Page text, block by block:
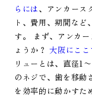
らには、アンカース
ト、費用、期間など
す。 まず、アンカ
ょうか？大阪にここ
リューとは、直径1
のネジで、歯を移動
を効率的に動かすた